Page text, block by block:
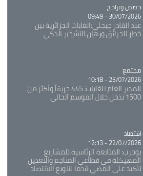
Catégorie
حصص وبرامج
30/07/2026 - 09:49
عبد القادر جيجلي:الغابات الجزائرية بين
خطر الحرائق ورهان التشجير الذكي
Catégorie
مجتمع
23/07/2026 - 10:18
المدير العام للغابات: 445 حريقاً وأكثر من
1500 تدخل خلال الموسم الحالي
Catégorie
اقتصاد
22/07/2026 - 12:13
بوحرب: المتابعة الرئاسية للمشاريع
المهيكلة في قطاعي المناجم والتعدين
تأكيد على المضي قدما لتنويع الاقتصاد